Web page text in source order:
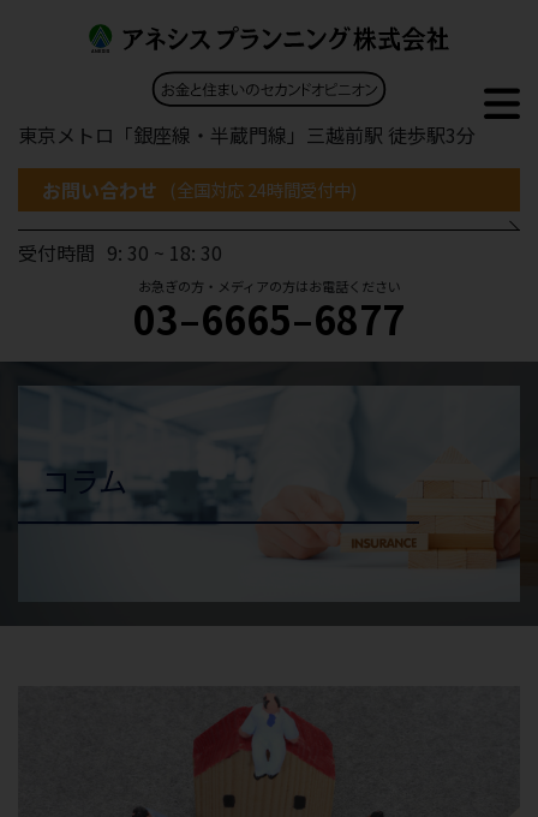
東京メトロ「銀座線・半蔵門線」三越前駅 徒歩駅3分
お問い合わせ
(全国対応 24時間受付中)
受付時間 9: 30 ~ 18: 30
お急ぎの方・メディアの方はお電話ください
03–6665–6877
コラム